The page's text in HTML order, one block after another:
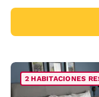
2 HABITACIONES